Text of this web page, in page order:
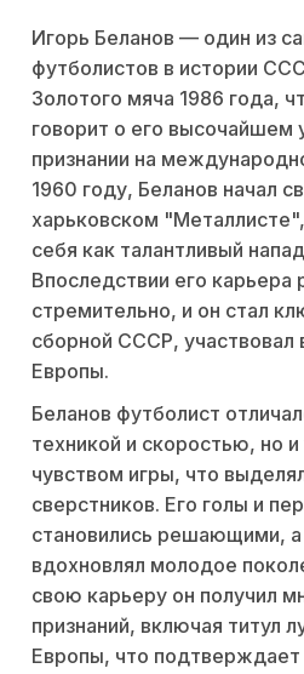
Игорь Беланов — один из
футболистов в истории
Золотого мяча 1986 года,
говорит о его высочайшем
признании на
1960 году, Беланов начал
харьковском
себя как талантливый
Впоследствии его карьера
стремительно, и он стал
сборной СССР, участвовал
Европы.
Беланов футболист
техникой и скоростью, но
чувством игры, что
сверстников. Его голы и
становились решающими, а
вдохновлял молодое
свою карьеру он получил
признаний, включая титул
Европы, что подтверждает